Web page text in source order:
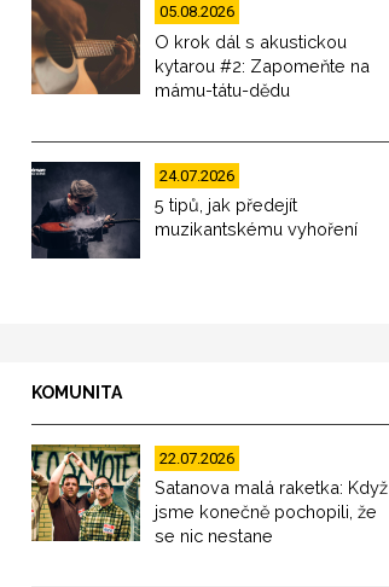
05.08.2026
O krok dál s akustickou
kytarou #2: Zapomeňte na
mámu-tátu-dědu
24.07.2026
5 tipů, jak předejít
muzikantskému vyhoření
KOMUNITA
22.07.2026
Satanova malá raketka: Když
jsme konečně pochopili, že
se nic nestane